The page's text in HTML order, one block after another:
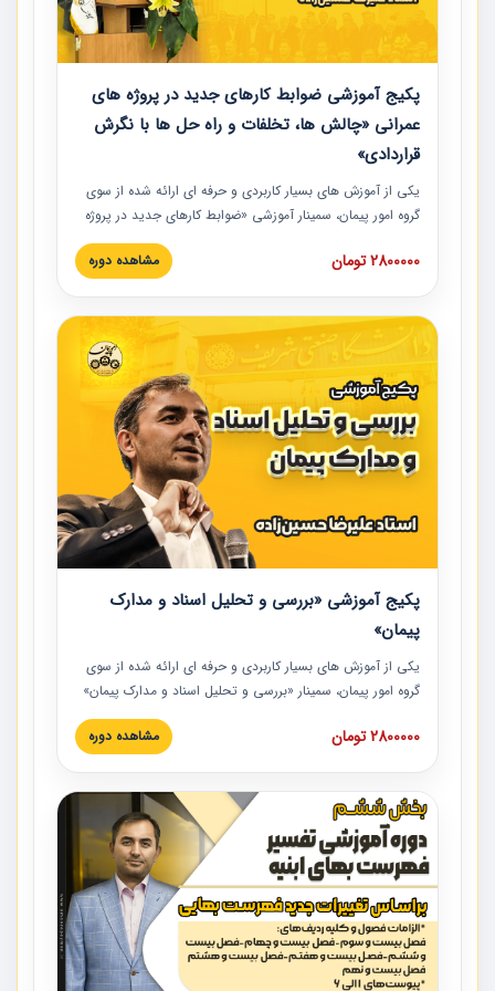
پکیج آموزشی ضوابط کارهای جدید در پروژه های
عمرانی «چالش ها، تخلفات و راه حل ها با نگرش
قراردادی»
یکی از آموزش‏‏‏‏‏‏ های بسیار کاربردی و حرفه‏ ای ارائه شده از سوی
گروه امور پیمان، سمینار آموزشی «ضوابط کارهای جدید در پروژه
های عمرانی» چالش ها، تخلفات و راه حل ها با نگرش قراردادی
است که در محل سندیکای شرکت های ساختمانی کشور ارائه شد.
مدارک پیمان به همراه تجربیات عملی ارائه شده است.
2800000 تومان مشاهده دوره
پکیج آموزشی «بررسی و تحلیل اسناد و مدارک
پیمان»
یکی از آموزش‏‏‏‏‏‏ های بسیار کاربردی و حرفه‏ ای ارائه شده از سوی
گروه امور پیمان، سمینار «بررسی و تحلیل اسناد و مدارک پیمان»
است که در دانشگاه صنعتی شریف ارائه شد. در این آموزش
نکات کلیدی مربوط به اسناد و مدارک پیمان، اولویت بندی اسناد
پیمان به همراه تجربیات عملی در این خصوص ارائه شده است.
2800000 تومان مشاهده دوره